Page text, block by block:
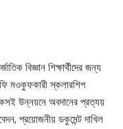
বিজ্ঞান শিক্ষার্থীদের জন্য
মওকুফকারী স্কলারশিপ
উন্নয়নে অবদানের প্রত্যয়
প্রয়োজনীয় ডকুমেন্ট দাখিল